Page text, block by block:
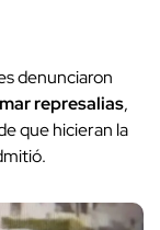
denunciaron
represalias,
que hicieran la